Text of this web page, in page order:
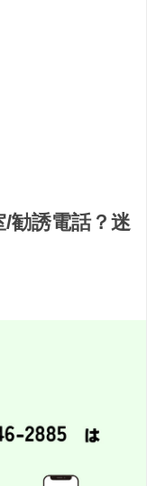
勧誘電話？迷